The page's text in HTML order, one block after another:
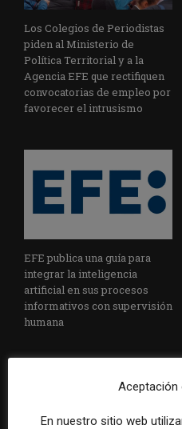
Los Colegios de Periodistas
piden al Ministerio de
Política Territorial y a la
Agencia EFE que rectifiquen
convocatorias de empleo por
favorecer el intrusismo
EFE publica una guía para
integrar la inteligencia
artificial en sus procesos
informativos con supervisión
humana
Aceptación
En nuestro sitio web